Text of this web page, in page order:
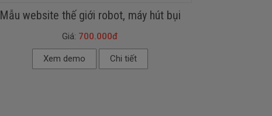
Mẫu website thế giới robot, máy hút bụi
Giá: 700.000đ
Xem demo Chi tiết